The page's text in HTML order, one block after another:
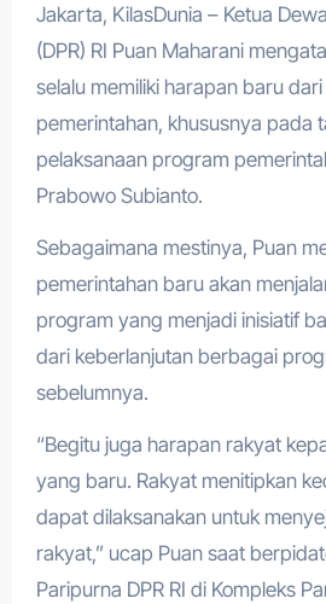
Jakarta, KilasDunia – Ketua Dewan Perwakilan Rakyat
(DPR) RI Puan Maharani
selalu memiliki harapan baru
pemerintahan, khususnya pada
pelaksanaan program
Prabowo Subianto.
Sebagaimana mestinya, Puan
pemerintahan baru akan
program yang menjadi inisiatif
dari keberlanjutan berbagai
sebelumnya.
“Begitu juga harapan rakyat
yang baru. Rakyat menitipkan
dapat dilaksanakan untuk
rakyat,” ucap Puan saat
Paripurna DPR RI di Kompleks